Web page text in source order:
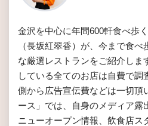
金沢を中心に年間600軒食べ歩
（長坂紅翠香）が、今まで食
な厳選レストランをご紹介しま
している全てのお店は自費で調
側から広告宣伝費などは一切頂
ース」では、自身のメディア露
ニューオープン情報、飲食店ス